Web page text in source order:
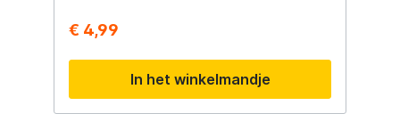
€ 4,99
In het winkelmandje